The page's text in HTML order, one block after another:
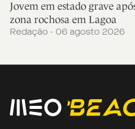
Jovem em estado grave
zona rochosa em Lagoa
Redação - 06 agosto 2026